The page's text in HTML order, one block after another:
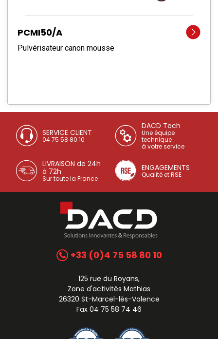
PCMI50/A
Pulvérisateur canon mousse
SERVICE CLIENT
04 75 58 80 10
DACD Tech
Une équipe
technique
à votre service
LIVRAISON de 24h
à 72h
Sur toute la France
ENGAGEMENTS
Qualité et RSE
+33 (0)4 75 58 80 10
125 rue du Royans,
Zone d'activités Mathias
26320 St-Marcel-lès-Valence
Fax 04 75 58 74 46